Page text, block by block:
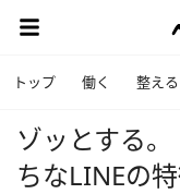
トップ 働く 整える
ゾッとする
ちなLINEの